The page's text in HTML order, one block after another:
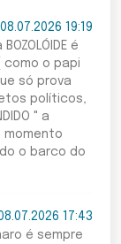
08.07.2026 19:19
é
como o papi
só prova
políticos,
" a
momento
o barco do
17:43
é sempre